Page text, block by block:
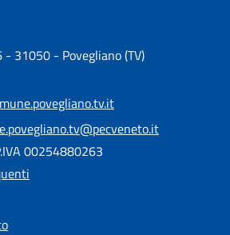
- 31050 - Povegliano (TV)
00254880263